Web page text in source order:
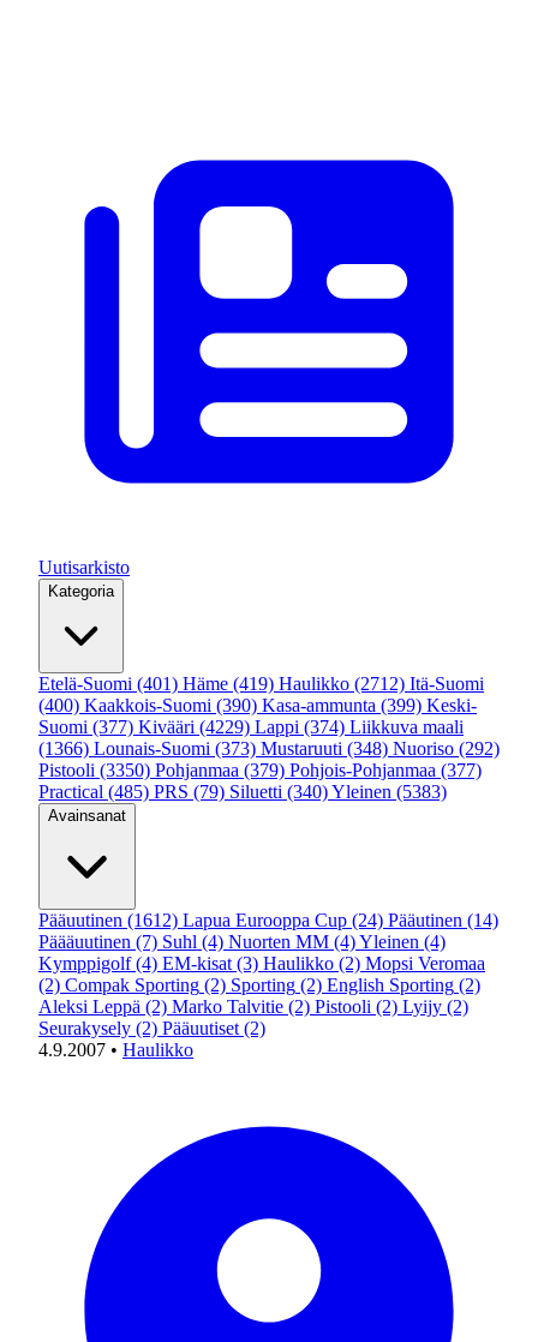
Uutisarkisto
Kategoria
Etelä-Suomi (401) Häme (419) Haulikko (2712) Itä-Suomi
(400) Kaakkois-Suomi (390) Kasa-ammunta (399) Keski-
Suomi (377) Kivääri (4229) Lappi (374) Liikkuva maali
(1366) Lounais-Suomi (373) Mustaruuti (348) Nuoriso (292)
Pistooli (3350) Pohjanmaa (379) Pohjois-Pohjanmaa (377)
Practical (485) PRS (79) Siluetti (340)Yleinen (5383)
Avainsanat
Pääuutinen (1612) Lapua Eurooppa Cup (24) Pääutinen (14)
Päääuutinen (7) Suhl (4) Nuorten MM (4)Yleinen (4)
Kymppigolf (4) EM-kisat (3) Haulikko (2) Mopsi Veromaa
(2) Compak Sporting (2) Sporting (2) English Sporting (2)
Aleksi Leppä (2) Marko Talvitie (2) Pistooli (2) Lyijy (2)
Seurakysely (2) Pääuutiset (2)
4.9.2007 • Haulikko